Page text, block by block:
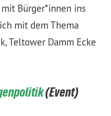
Bürger*innen ins
mit dem Thema
Teltower Damm Ecke